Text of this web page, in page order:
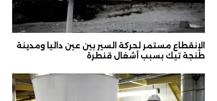
الإنقطاع مستمر لحركة السير بين عين داليا ومدينة
طنجة تيك بسبب أشغال قنطرة